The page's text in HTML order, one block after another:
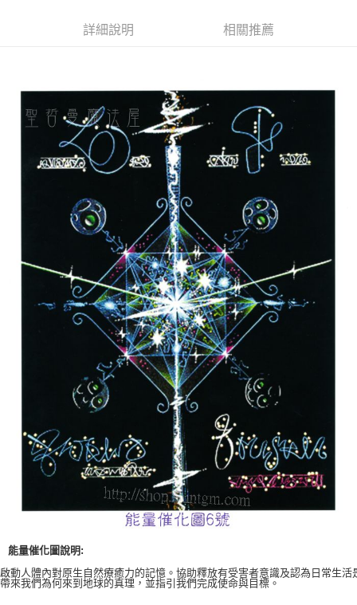
每筆NT$80，滿NT$3,000(含以上)免運費
7-11取貨付款
每筆NT$80，滿NT$3,000(含以上)免運費
賣家宅配幫您送（台灣）
每筆NT$80，滿NT$3,000(含以上)免運費
郵局幫你送（離島）
每筆NT$80，滿NT$3,000(含以上)免運費
付款後門市自取
詳細說明 相關推薦
能量催化圖說明:
啟動人體內對原生自然療癒力的記憶。協助釋放有受害者意識及認為日常生活
帶來我們為何來到地球的真理，並指引我們完成使命與目標。